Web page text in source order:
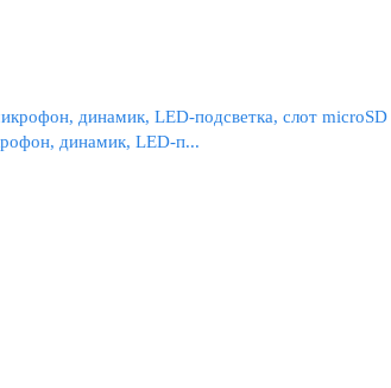
динамик, LED-п...